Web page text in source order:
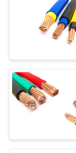
Kabel